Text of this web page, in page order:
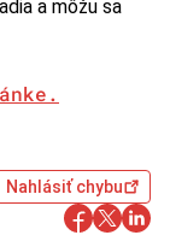
a môžu sa
Nahlásiť chybu